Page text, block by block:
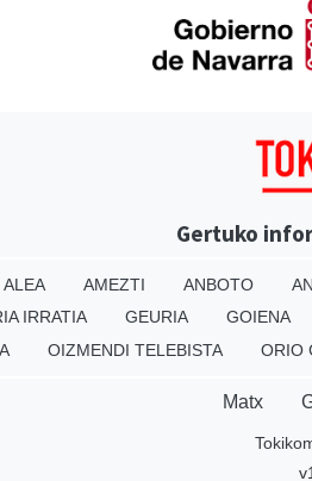
Gertuko
ALEA AMEZTI ANBOTO
IRRATIA GEURIA GOIENA
OIZMENDI TELEBISTA ORIO
Matx